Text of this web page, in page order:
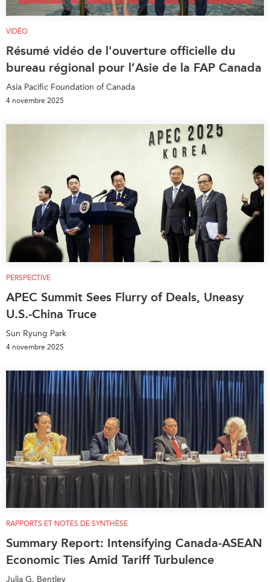
VIDÉO
Résumé vidéo de l'ouverture officielle du
bureau régional pour l’Asie de la FAP Canada
Asia Pacific Foundation of Canada
4 novembre 2025
PERSPECTIVE
APEC Summit Sees Flurry of Deals, Uneasy
U.S.-China Truce
Sun Ryung Park
4 novembre 2025
RAPPORTS ET NOTES DE SYNTHÈSE
Summary Report: Intensifying Canada-ASEAN
Economic Ties Amid Tariff Turbulence
Julia G. Bentley